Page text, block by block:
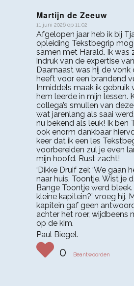
Martijn de Zeeuw
zegt:
11 juni 2026 op 11:02
Afgelopen jaar heb ik bij
opleiding Tekstbegrip
samen met Harald. Ik was
indruk van de expertise
Daarnaast was hij de
heeft voor een brandend
Inmiddels maak ik gebruik
hem leerde in mijn lessen.
collega’s smullen van
wat jarenlang als saai
nu bekend als leuk! Ik ben
ook enorm dankbaar
keer dat ik een les
voorbereiden zul je even
mijn hoofd. Rust zacht!
‘Dikke Druif zei: ‘We gaan
naar huis, Toontje. Wist je
Bange Toontje werd bleek.
kleine kapitein?’ vroeg hij.
kapitein gaf geen
achter het roer, wijdbeens
op de kim.
Paul Biegel.
0 Beantwoorden